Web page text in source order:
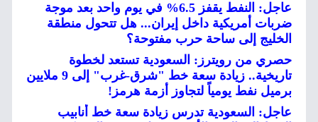
عاجل: النفط يقفز 6.5% في يوم واحد بعد موجة
ضربات أمريكية داخل إيران... هل تتحول منطقة
الخليج إلى ساحة حرب مفتوحة؟
حصري من رويترز: السعودية تستعد لخطوة
تاريخية.. زيادة سعة خط "شرق-غرب" إلى 9 ملايين
برميل نفط يومياً لتجاوز أزمة هرمز!
عاجل: السعودية تدرس زيادة سعة خط أنابيب